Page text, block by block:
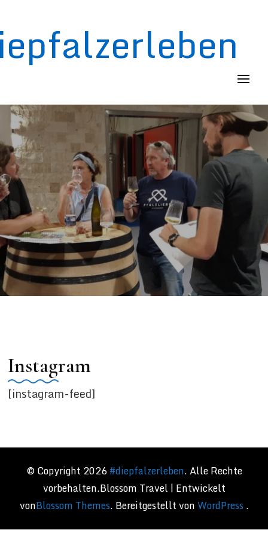
Instagram
[instagram-feed]
© Copyright 2026#diepfalzerleben. Alle Rechte
vorbehalten.Blossom Travel | Entwickelt
vonBlossom Themes. Bereitgestellt von WordPress .